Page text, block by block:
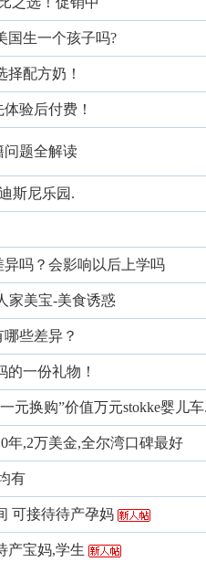
国生一个孩子吗?
配方奶！
验后付费！
问题全解读
斯尼乐园.
吗？会影响以后上学吗
家美宝-美食诱惑
些差异？
一份礼物！
元换购”价值万元stokke婴儿车
年,2万美金,全尔湾口碑最好
有
可接待待产孕妈
产宝妈,学生